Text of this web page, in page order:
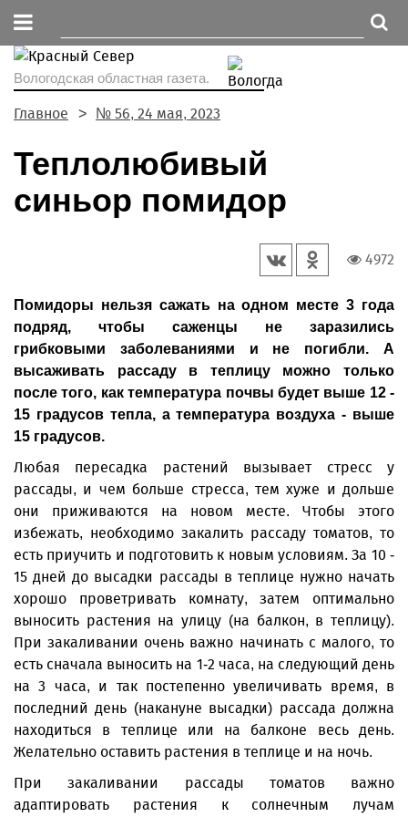
Вологодская областная газета.
Главное № 56, 24 мая, 2023
Теплолюбивый
синьор помидор
4972
Помидоры нельзя сажать на одном месте 3 года
подряд, чтобы саженцы не заразились
грибковыми заболеваниями и не погибли. А
высаживать рассаду в теплицу можно только
после того, как температура почвы будет выше 12 -
15 градусов тепла, а температура воздуха - выше
15 градусов.
Любая пересадка растений вызывает стресс у
рассады, и чем больше стресса, тем хуже и дольше
они приживаются на новом месте. Чтобы этого
избежать, необходимо закалить рассаду томатов, то
есть приучить и подготовить к новым условиям. За 10 -
15 дней до высадки рассады в теплице нужно начать
хорошо проветривать комнату, затем оптимально
выносить растения на улицу (на балкон, в теплицу).
При закаливании очень важно начинать с малого, то
есть сначала выносить на 1-2 часа, на следующий день
на 3 часа, и так постепенно увеличивать время, в
последний день (накануне высадки) рассада должна
находиться в теплице или на балконе весь день.
Желательно оставить растения в теплице и на ночь.
При закаливании рассады томатов важно
адаптировать растения к солнечным лучам